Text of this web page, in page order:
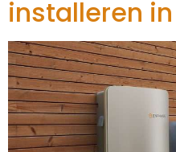
installeren